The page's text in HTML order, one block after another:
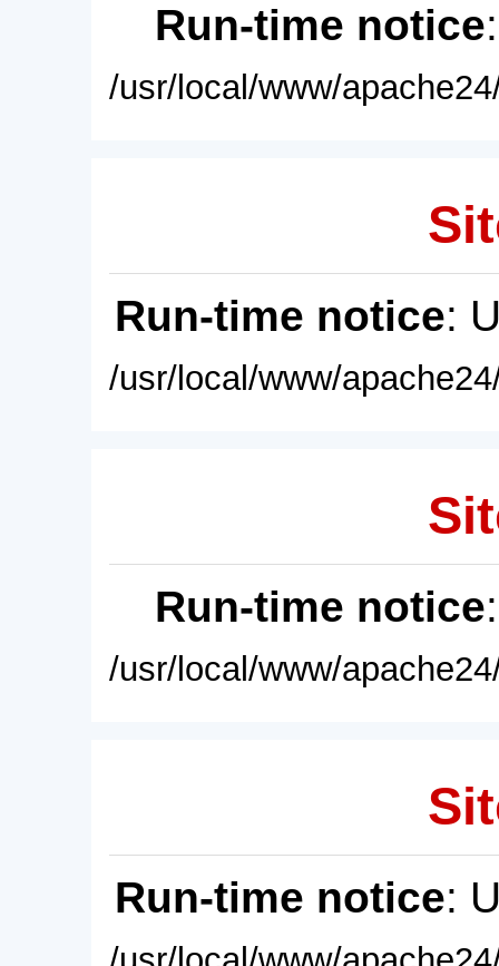
Run-time notice
/usr/local/www/
Run-time notice:
/usr/local/www/
Run-time notice
/usr/local/www/
Run-time notice: